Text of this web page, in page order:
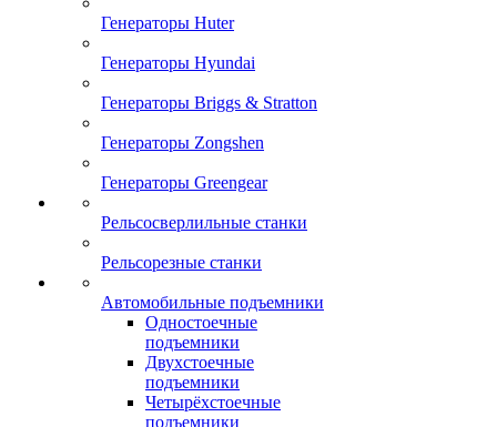
Генераторы Huter
Генераторы Hyundai
Генераторы Briggs & Stratton
Генераторы Zongshen
Генераторы Greengear
Рельсосверлильные станки
Рельсорезные станки
Автомобильные подъемники
Одностоечные
подъемники
Двухстоечные
подъемники
Четырёхстоечные
подъемники